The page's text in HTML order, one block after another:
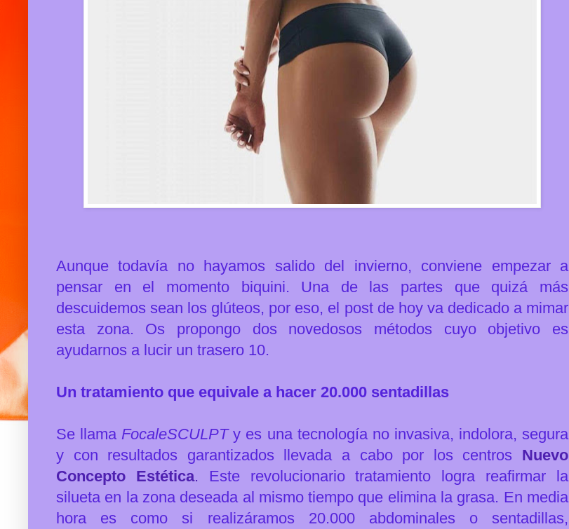
Aunque todavía no hayamos salido del invierno, conviene empezar a
pensar en el momento biquini. Una de las partes que quizá más
descuidemos sean los glúteos, por eso, el post de hoy va dedicado a mimar
esta zona. Os propongo dos novedosos métodos cuyo objetivo es
ayudarnos a lucir un trasero 10.
Un tratamiento que equivale a hacer 20.000 sentadillas
Se llama FocaleSCULPTy es una tecnología no invasiva, indolora, segura
y con resultados garantizados llevada a cabo por los centros Nuevo
Concepto Estética. Este revolucionario tratamiento logra reafirmar la
silueta en la zona deseada al mismo tiempo que elimina la grasa. En media
hora es como si realizáramos 20.000 abdominales o sentadillas,